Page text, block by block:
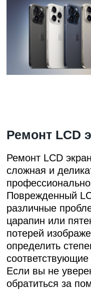
Ремонт LCD
Ремонт LCD
сложная и
Поврежденный
различные
царапин или
потерей
определить
Если вы не
обратиться за